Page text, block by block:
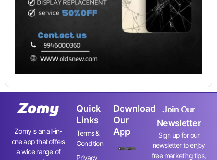
Zomy is an all-in-
one app that offers
a wide range of
Quick
Links
Terms &
Condition
Privacy
Download
Our
App
Join Our
Newsletter
Sign up for our
newsletter to enjoy
free marketing tips,